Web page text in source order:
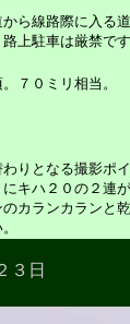
ら線路際に入る
上駐車は厳禁です
７０ミリ相当。
りとなる撮影ポイ
キハ２０の２連が
カランカランと
３日